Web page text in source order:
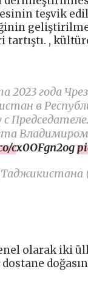
teşvik
,
2023 года
в
с
cx0OFgn2og
olarak iki
dostane